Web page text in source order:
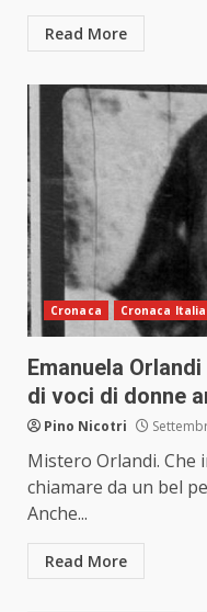
Read More
Cronaca Cronaca Italia
Emanuela
di voci di donne
Pino Nicotri
Mistero Orlandi. Che
chiamare da un bel
Anche...
Read More